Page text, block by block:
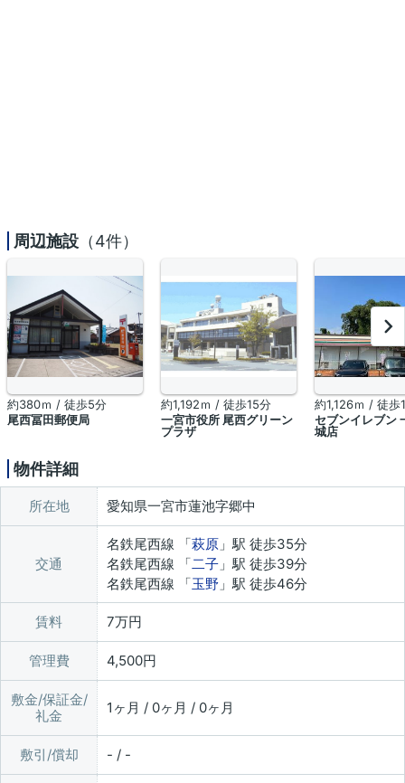
周辺施設 （4件）
約380ｍ / 徒歩5分
尾西冨田郵便局
約1,192ｍ / 徒歩15分
一宮市役所 尾西グリーン
プラザ
約1,126ｍ / 徒歩
セブンイレブン
城店
物件詳細
所在地 愛知県一宮市蓮池字郷中
交通
名鉄尾西線 「萩原 」駅 徒歩35分
名鉄尾西線 「二子 」駅 徒歩39分
名鉄尾西線 「玉野 」駅 徒歩46分
賃料 7万円
管理費 4,500円
敷金/保証金/
礼金
1ヶ月 / 0ヶ月 / 0ヶ月
敷引/償却 - / -